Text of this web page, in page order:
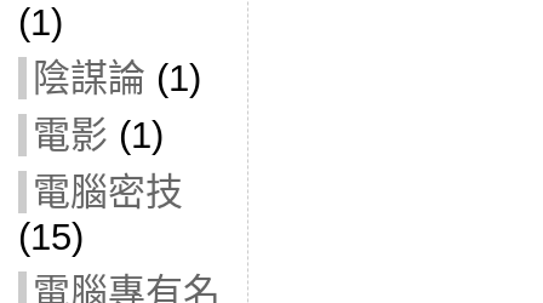
(1)
陰謀論 (1)
電影 (1)
電腦密技
(15)
電腦專有名